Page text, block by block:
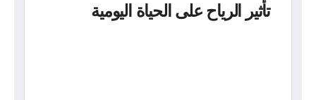
تأثير الرياح على الحياة اليومية